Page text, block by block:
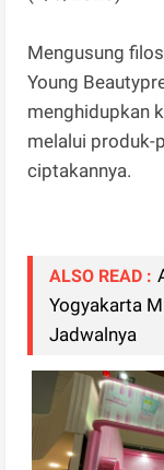
Mengusung
Young
menghidupkan
melalui produk-
ciptakannya.
ALSO READ :
Yogyakarta
Jadwalnya